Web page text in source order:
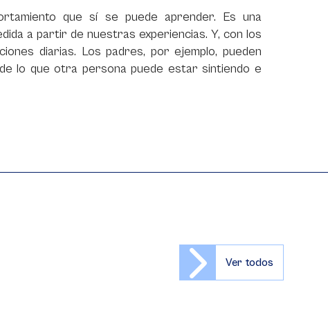
que sí se puede aprender. Es una
a partir de nuestras experiencias. Y, con los
diarias. Los padres, por ejemplo, pueden
lo que otra persona puede estar sintiendo e
Ver todos